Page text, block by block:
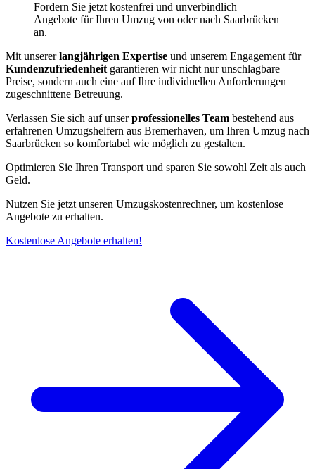
Fordern Sie jetzt kostenfrei und unverbindlich
Angebote für Ihren Umzug von oder nach Saarbrücken
an.
Mit unsererlangjährigen Expertise und unserem Engagement für
Kundenzufriedenheit garantieren wir nicht nur unschlagbare
Preise, sondern auch eine auf Ihre individuellen Anforderungen
zugeschnittene Betreuung.
Verlassen Sie sich auf unserprofessionelles Team bestehend aus
erfahrenen Umzugshelfern aus Bremerhaven, um Ihren Umzug nach
Saarbrücken so komfortabel wie möglich zu gestalten.
Optimieren Sie Ihren Transport und sparen Sie sowohl Zeit als auch
Geld.
Nutzen Sie jetzt unseren Umzugskostenrechner, um kostenlose
Angebote zu erhalten.
Kostenlose Angebote erhalten!